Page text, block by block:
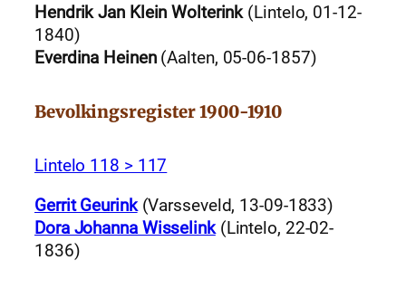
Hendrik Jan Klein Wolterink(Lintelo, 01-12-
1840)
Everdina Heinen(Aalten, 05-06-1857)
Bevolkingsregister 1900-1910
Lintelo 118 > 117
Gerrit Geurink(Varsseveld, 13-09-1833)
Dora Johanna Wisselink(Lintelo, 22-02-
1836)